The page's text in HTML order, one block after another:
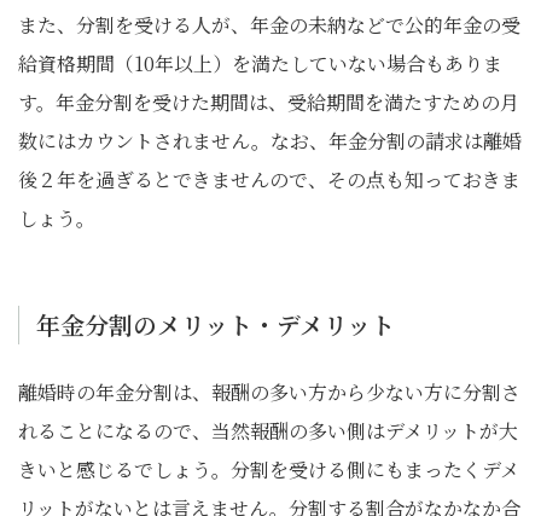
また、分割を受ける人が、年金の未納などで公的年金の受
給資格期間（10年以上）を満たしていない場合もありま
す。年金分割を受けた期間は、受給期間を満たすための月
数にはカウントされません。なお、年金分割の請求は離婚
後２年を過ぎるとできませんので、その点も知っておきま
しょう。
年金分割のメリット・デメリット
離婚時の年金分割は、報酬の多い方から少ない方に分割さ
れることになるので、当然報酬の多い側はデメリットが大
きいと感じるでしょう。分割を受ける側にもまったくデメ
リットがないとは言えません。分割する割合がなかなか合